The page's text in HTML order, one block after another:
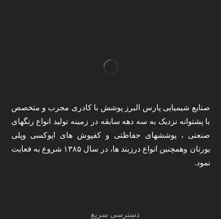
صنایع شیمیایی پارس البرز پوشش با کادری مجرب و متخصص
با پشتوانه نزدیک به سه دهه سابقه در زمینه تولید انواع رنگهای
صنعتی ، پوششهای حفاظتی و کفپوش های اپوکسی وپلی
یورتان وهمچنین انواع درزبند ها، در سال ۱۳۸۵ شروع به فعایت
نمود.
دسترسی سریع